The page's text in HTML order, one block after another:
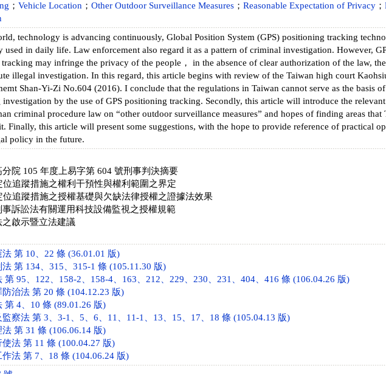
； Vehicle Location ； Other Outdoor Surveillance Measures ； Reasonable Expectation of Privacy ；
technology is advancing continuously, Global Position System (GPS) positioning tracking
used in daily life. Law enforcement also regard it as a pattern of criminal investigation. However,
may infringe the privacy of the people， in the absence of clear authorization of the law,
illegal investigation. In this regard, this article begins with review of the Taiwan high court
Shan-Yi-Zi No.604 (2016). I conclude that the regulations in Taiwan cannot serve as the basis
by the use of GPS positioning tracking. Secondly, this article will introduce the
criminal procedure law on “other outdoor surveillance measures” and hopes of finding areas that
Finally, this article will present some suggestions, with the hope to provide reference of practical
policy in the future.
分院 105 年度上易字第 604 號刑事判決摘要
位追蹤措施之權利干預性與權利範圍之界定
位追蹤措施之授權基礎與欠缺法律授權之證據法效果
訴訟法有關運用科技設備監視之授權規範
之啟示暨立法建議
第 10、22 條 (36.01.01 版)
第 134、315、315-1 條 (105.11.30 版)
第 95、122、158-2、158-4、163、212、229、230、231、404、416 條 (106.04.26 版)
治法 第 20 條 (104.12.23 版)
第 4、10 條 (89.01.26 版)
察法 第 3、3-1、5、6、11、11-1、13、15、17、18 條 (105.04.13 版)
第 31 條 (106.06.14 版)
法 第 11 條 (100.04.27 版)
作法 第 7、18 條 (104.06.24 版)